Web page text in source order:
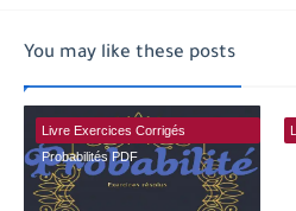
You may like these posts
Livre Exercices Corrigés
Probabilités PDF